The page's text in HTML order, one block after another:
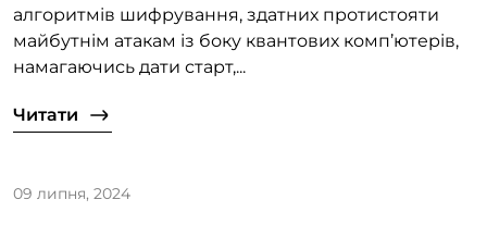
алгоритмів шифрування, здатних протистояти
майбутнім атакам із боку квантових комп’ютерів,
намагаючись дати старт,...
Читати
09 липня, 2024